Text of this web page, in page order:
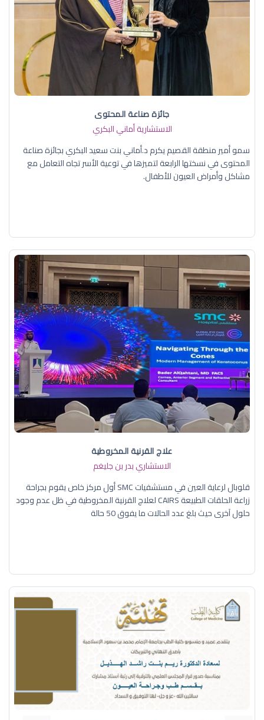
جائزة صناعة المحتوى
الاستشارية أماني البكري
سمو أمير منطقة القصيم يكرم د.أماني بنت سعيد البكري بجائزة صناعة
المحتوى في نسختها الرابعة لتميزها في توعية الأسر تجاه التعامل مع
مشاكل وأمراض العيون للأطفال.
علاج القرنية المخروطية
الاستشاري بدر بن جليغم
قلوبال لرعاية العين في مستشفيات SMC أول مركز خاص يقوم بجراحة
زراعة الحلقات الطبيعة CAIRS لعلاج القرنية المخروطية في ظل عدم وجود
حلول آخرى حيث بلغ عدد الحالات ما يفوق 50 حالة